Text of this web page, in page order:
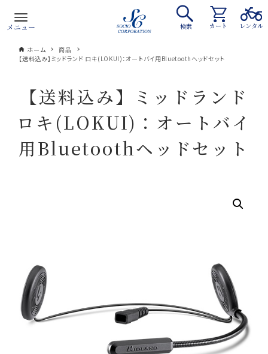
メニュー 検索 カート レンタル
ホーム
商品
【送料込み】ミッドランド ロキ(LOKUI)：オートバイ用Bluetoothヘッドセット
【送料込み】ミッドランド
ロキ(LOKUI)：オートバイ
用Bluetoothヘッドセット